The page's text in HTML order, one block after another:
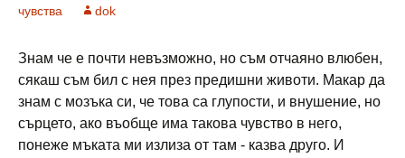
чувства
dok
Знам че е почти невъзможно, но съм отчаяно влюбен,
сякаш съм бил с нея през предишни животи. Макар да
знам с мозъка си, че това са глупости, и внушение, но
сърцето, ако въобще има такова чувство в него,
понеже мъката ми излиза от там - казва друго. И